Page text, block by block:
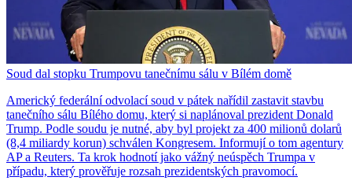
Soud dal stopku Trumpovu tanečnímu sálu v Bílém domě
Americký federální odvolací soud v pátek nařídil zastavit stavbu
tanečního sálu Bílého domu, který si naplánoval prezident Donald
Trump. Podle soudu je nutné, aby byl projekt za 400 milionů dolarů
(8,4 miliardy korun) schválen Kongresem. Informují o tom agentury
AP a Reuters. Ta krok hodnotí jako vážný neúspěch Trumpa v
případu, který prověřuje rozsah prezidentských pravomocí.